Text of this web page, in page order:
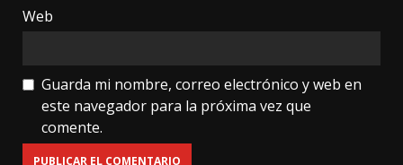
Web
Guarda mi nombre, correo electrónico y web en
este navegador para la próxima vez que
comente.